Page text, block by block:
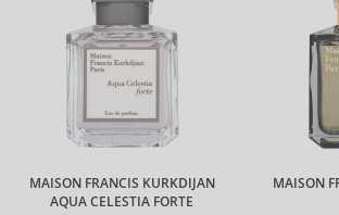
MAISON FRANCIS KURKDIJAN
AQUA CELESTIA FORTE
MAISON